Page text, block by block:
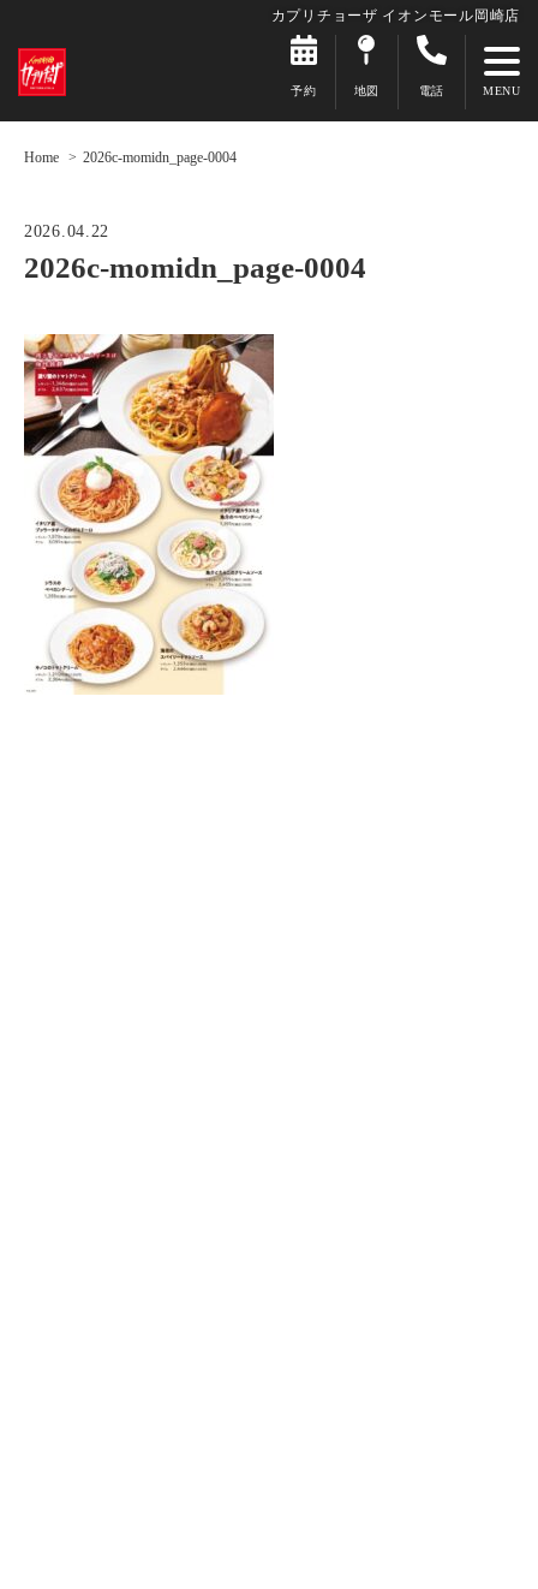
カプリチョーザ イオンモール岡崎店
予約 地図 電話
Home 2026c-momidn_page-0004
2026.04.22
2026c-momidn_page-0004